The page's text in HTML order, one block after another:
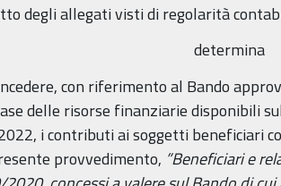
degli allegati visti di regolarità
determina
con riferimento al Bando
delle risorse finanziarie disponibili
i contributi ai soggetti beneficiari
provvedimento, ”Beneficiari e